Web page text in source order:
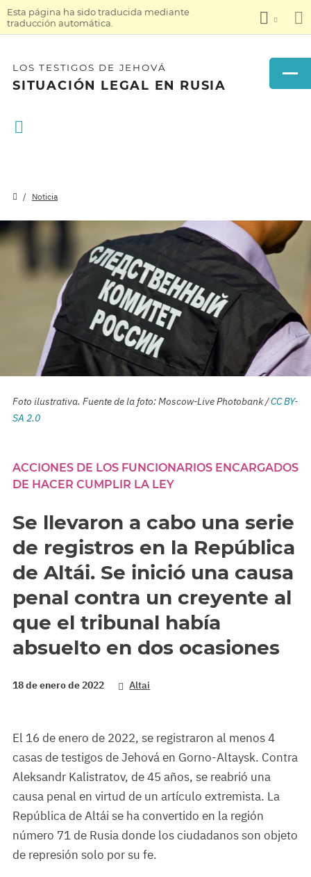
Esta página ha sido traducida mediante
traducción automática.
LOS TESTIGOS DE JEHOVÁ
SITUACIÓN LEGAL EN RUSIA
Noticia
Foto ilustrativa. Fuente de la foto: Moscow-Live Photobank /CC BY-
SA 2.0
ACCIONES DE LOS FUNCIONARIOS ENCARGADOS
DE HACER CUMPLIR LA LEY
Se llevaron a cabo una serie
de registros en la República
de Altái. Se inició una causa
penal contra un creyente al
que el tribunal había
absuelto en dos ocasiones
18 de enero de 2022 Altai
El 16 de enero de 2022, se registraron al menos 4
casas de testigos de Jehová en Gorno-Altaysk. Contra
Aleksandr Kalistratov, de 45 años, se reabrió una
causa penal en virtud de un artículo extremista. La
República de Altái se ha convertido en la región
número 71 de Rusia donde los ciudadanos son objeto
de represión solo por su fe.